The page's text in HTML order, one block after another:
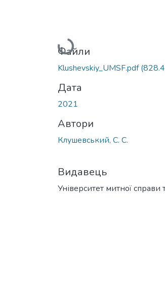
Вантажиться...
Файли
Klushevskiy_UMSF.pdf
Дата
2021
Автори
Клушевський, С. С.
Видавець
Університет митної справи